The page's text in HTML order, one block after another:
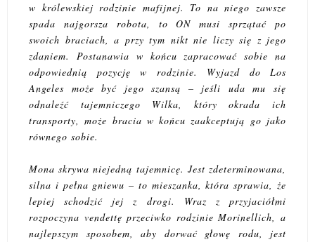
w królewskiej rodzinie mafijnej. To na niego zawsze
spada najgorsza robota, to ON musi sprzątać po
swoich braciach, a przy tym nikt nie liczy się z jego
zdaniem. Postanawia w końcu zapracować sobie na
odpowiednią pozycję w rodzinie. Wyjazd do Los
Angeles może być jego szansą – jeśli uda mu się
odnaleźć tajemniczego Wilka, który okrada ich
transporty, może bracia w końcu zaakceptują go jako
równego sobie.
Mona skrywa niejedną tajemnicę. Jest zdeterminowana,
silna i pełna gniewu – to mieszanka, która sprawia, że
lepiej schodzić jej z drogi. Wraz z przyjaciółmi
rozpoczyna vendettę przeciwko rodzinie Morinellich, a
najlepszym sposobem, aby dorwać głowę rodu, jest